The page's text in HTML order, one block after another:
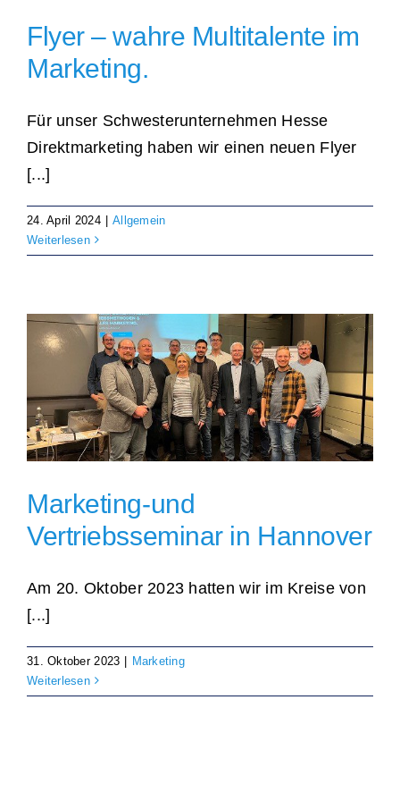
Flyer – wahre Multitalente im
Marketing.
Für unser Schwesterunternehmen Hesse
Direktmarketing haben wir einen neuen Flyer
[...]
24. April 2024
Allgemein
Weiterlesen
Marketing-und
Vertriebsseminar in Hannover
Am 20. Oktober 2023 hatten wir im Kreise von
[...]
31. Oktober 2023 | Marketing
Weiterlesen
Individuell und personalisiert
Verarbeitung · Lettershop
Unverbindliche Anfrage
Über uns
Dat sünd wi online lesen
Fredenbecker Blick online lesen